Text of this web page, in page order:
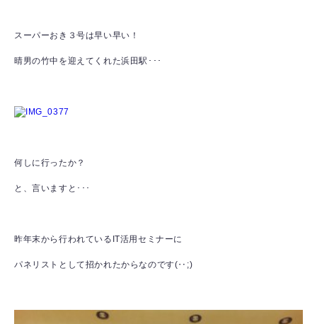
スーパーおき３号は早い早い！
晴男の竹中を迎えてくれた浜田駅･･･
何しに行ったか？
と、言いますと･･･
昨年末から行われているIT活用セミナーに
パネリストとして招かれたからなのです(‥;)